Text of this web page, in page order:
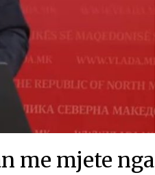
me mjete nga